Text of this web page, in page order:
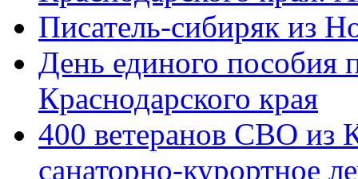
Писатель-сибиряк из
День единого пособия
Краснодарского края
400 ветеранов СВО из
санаторно-курортное